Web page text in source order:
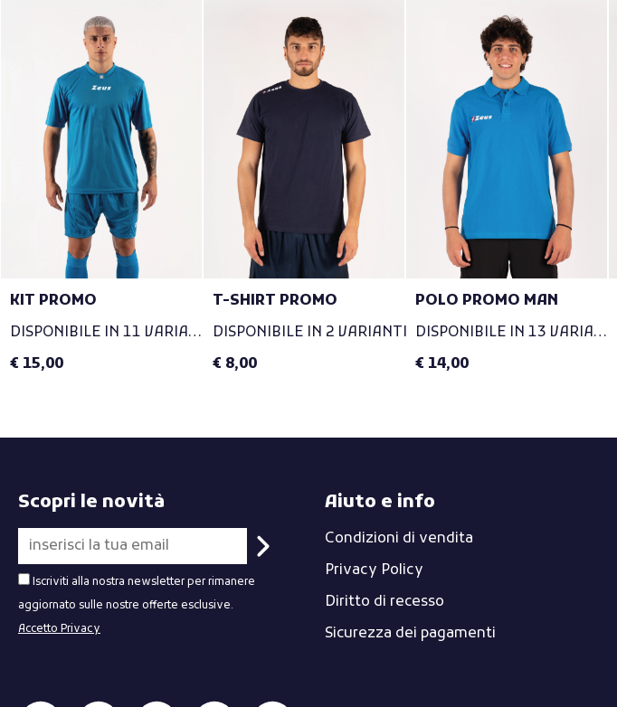
KIT PROMO
DISPONIBILE IN 11 VARIANTI
€ 15,00
T-SHIRT PROMO
DISPONIBILE IN 2 VARIANTI
€ 8,00
POLO PROMO MAN
DISPONIBILE IN 13 VARIANTI
€ 14,00
Scopri le novità
Iscriviti alla nostra newsletter per rimanere
aggiornato sulle nostre offerte esclusive.
Accetto Privacy
Aiuto e info
Condizioni di vendita
Privacy Policy
Diritto di recesso
Sicurezza dei pagamenti